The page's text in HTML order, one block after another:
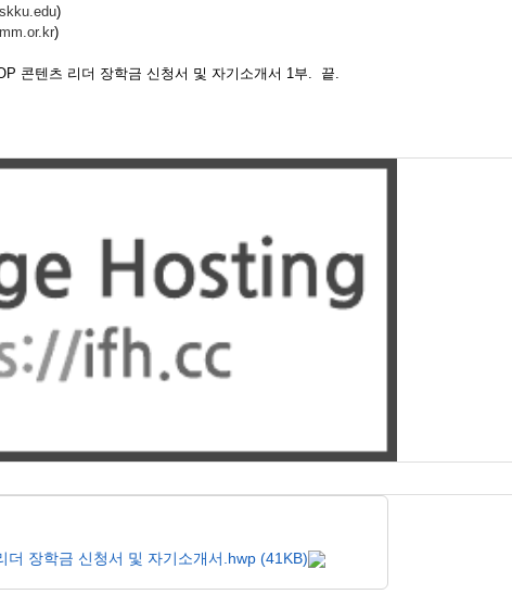
)
)
콘텐츠 리더 장학금 신청서 및 자기소개서 1부. 끝.
장학금 신청서 및 자기소개서.hwp (41KB)